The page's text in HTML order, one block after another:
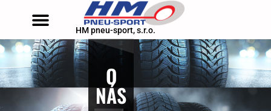
HM pneu-sport, s.r.o.
O
NÁS